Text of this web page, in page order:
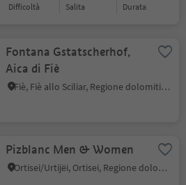
Difficoltà Salita durata
Fontana Gstatscherhof,
Aica di Fiè
Fiè, Fiè allo Sciliar, Regione dolomitica Alpe di Siusi
Pizblanc Men & Women
Ortisei/Urtijëi, Ortisei, Regione dolomitica Val Gardena